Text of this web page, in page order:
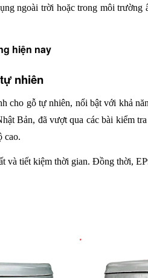
ngoài trời hoặc trong môi
hiện nay
nhiên
cho gỗ tự nhiên, nổi bật với khả
Bản, đã vượt qua các bài kiểm
cao.
và tiết kiệm thời gian. Đồng thời,